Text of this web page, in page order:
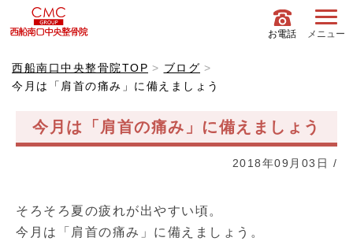
お電話 メニュー
西船南口中央整骨院TOP
ブログ
今月は「肩首の痛み」に備えましょう
今月は「肩首の痛み」に備えましょう
2018年09月03日 /
そろそろ夏の疲れが出やすい頃。
今月は「肩首の痛み」に備えましょう。